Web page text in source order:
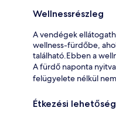
Wellnessrészleg
A vendégek
wellness-fürdőbe,
található.Ebben a
A fürdő naponta
felügyelete nélkül
Étkezési lehetőség